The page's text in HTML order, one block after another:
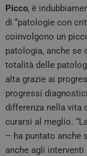
Picco, è
di “patologie con
coinvolgono un
patologia, anche se
totalità delle
alta grazie ai
progressi
differenza nella vita
curarsi al meglio.
– ha puntato anche
anche agli